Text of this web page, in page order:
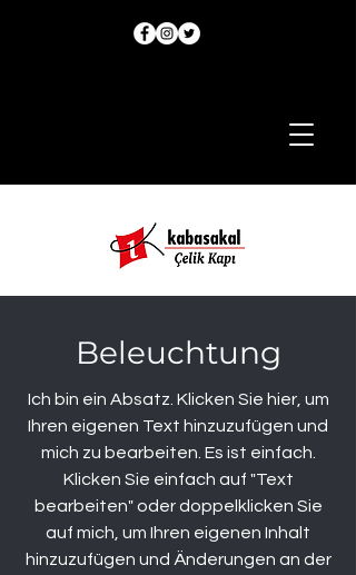
Beleuchtung
Ich bin ein Absatz. Klicken Sie hier, um
Ihren eigenen Text hinzuzufügen und
mich zu bearbeiten. Es ist einfach.
Klicken Sie einfach auf "Text
bearbeiten" oder doppelklicken Sie
auf mich, um Ihren eigenen Inhalt
hinzuzufügen und Änderungen an der